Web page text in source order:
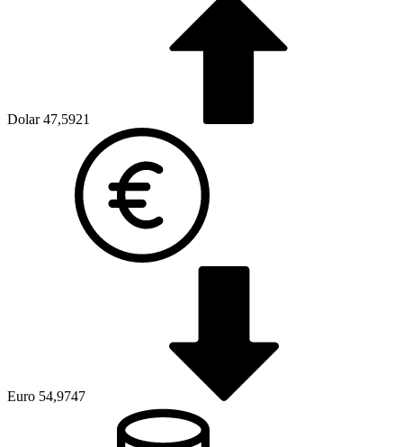
Dolar 47,5921
Euro 54,9747